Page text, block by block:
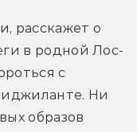
расскажет о
в родной Лос-
с
Ни
образов